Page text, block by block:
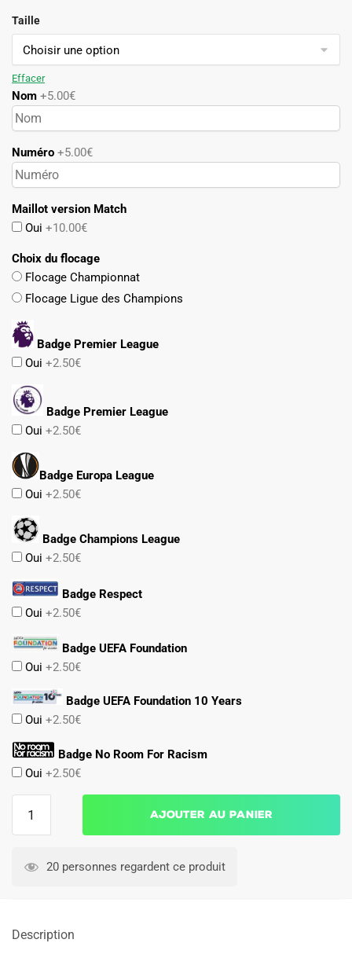
initial
était :
actuel
est :
Taille
Effacer
Nom +5.00€
Numéro +5.00€
Maillot version Match
Oui +10.00€
Choix du flocage
Flocage Championnat
Flocage Ligue des Champions
Badge Premier League
Oui +2.50€
Badge Premier League
Oui +2.50€
Badge Europa League
Oui +2.50€
Badge Champions League
Oui +2.50€
Badge Respect
Oui +2.50€
Badge UEFA Foundation
Oui +2.50€
Badge UEFA Foundation 10 Years
Oui +2.50€
Badge No Room For Racism
Oui +2.50€
Arsenal
Ajouter au panier
20 personnes regardent ce produit
Description